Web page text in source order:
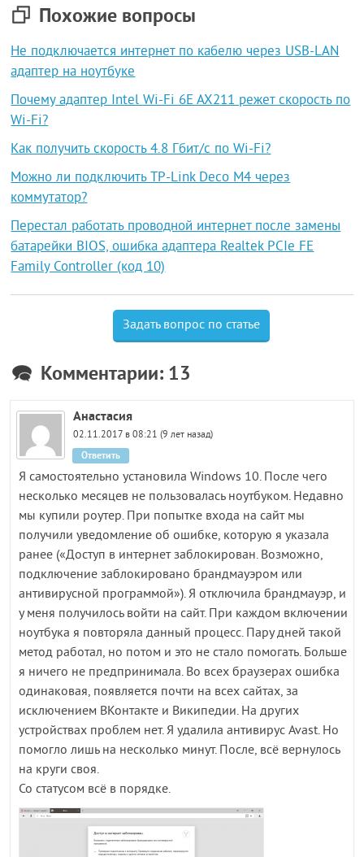
Похожие вопросы
Не подключается интернет по кабелю через USB-LAN
адаптер на ноутбуке
Почему адаптер Intel Wi-Fi 6E AX211 режет скорость по
Wi-Fi?
Как получить скорость 4.8 Гбит/с по Wi-Fi?
Можно ли подключить TP-Link Deco M4 через
коммутатор?
Перестал работать проводной интернет после замены
батарейки BIOS, ошибка адаптера Realtek PCIe FE
Family Controller (код 10)
Задать вопрос по статье
Комментарии: 13
Анастасия
02.11.2017 в 08:21 (9 лет назад)
Я самостоятельно установила Windows 10. После чего
несколько месяцев не пользовалась ноутбуком. Недавно
мы купили роутер. При попытке входа на сайт мы
получили уведомление об ошибке, которую я указала
ранее («Доступ в интернет заблокирован. Возможно,
подключение заблокировано брандмауэром или
антивирусной программой»). Я отключила брандмауэр, и
у меня получилось войти на сайт. При каждом включении
ноутбука я повторяла данный процесс. Пару дней такой
метод работал, но потом и это не стало помогать. Больше
я ничего не предпринимала. Во всех браузерах ошибка
одинаковая, появляется почти на всех сайтах, за
исключением ВКонтакте и Википедии. На других
устройствах проблем нет. Я удалила антивирус Avast. Но
помогло лишь на несколько минут. После, всё вернулось
на круги своя.
Со статусом всё в порядке.
Ответить